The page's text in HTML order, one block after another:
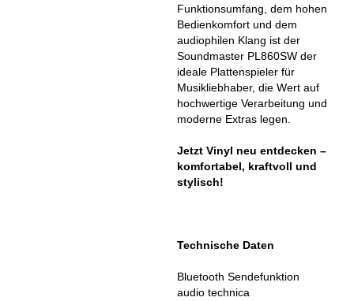
Funktionsumfang, dem hohen
Bedienkomfort und dem
audiophilen Klang ist der
Soundmaster PL860SW der
ideale Plattenspieler für
Musikliebhaber, die Wert auf
hochwertige Verarbeitung und
moderne Extras legen.
Jetzt Vinyl neu entdecken –
komfortabel, kraftvoll und
stylisch!
Technische Daten
Bluetooth Sendefunktion
audio technica